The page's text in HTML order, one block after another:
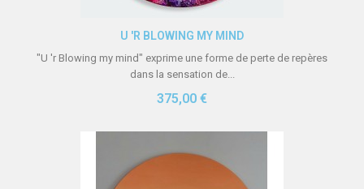
Aperçu rapide
U 'R BLOWING MY MIND
"U 'r Blowing my mind" exprime une forme de perte de repères
dans la sensation de...
375,00 €